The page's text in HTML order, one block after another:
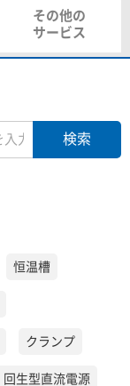
その他の
サービス
恒温槽
クランプ
回生型直流電源